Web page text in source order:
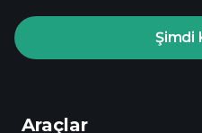
Şimdi
Araçlar